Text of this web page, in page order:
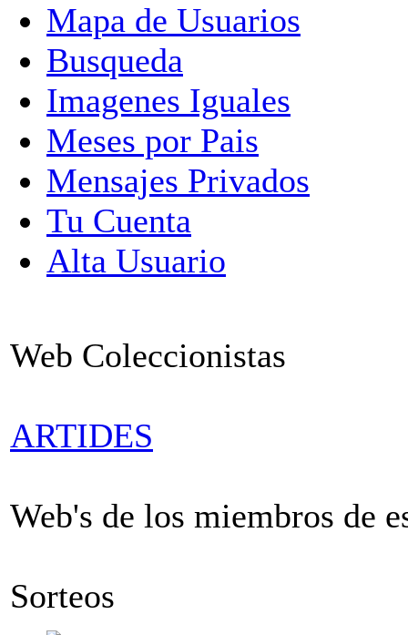
Mapa de Usuarios
Busqueda
Imagenes Iguales
Meses por Pais
Mensajes Privados
Tu Cuenta
Alta Usuario
Web Coleccionistas
ARTIDES
Web's de los miembros de
Sorteos